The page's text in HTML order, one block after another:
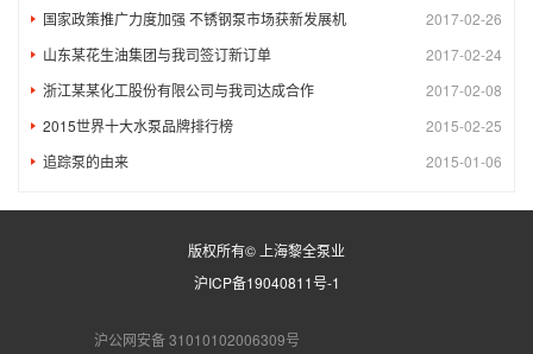
2017-02-26
国家政策推广力度加强 不锈钢泵市场获新发展机
2017-02-24
山东某花生油集团与我司签订新订单
2017-02-08
浙江某某化工股份有限公司与我司达成合作
2015-02-25
2015世界十大水泵品牌排行榜
2015-01-06
追踪泵的由来
版权所有© 上海黎全泵业
沪ICP备19040811号-1
沪公网安备 31010102006309号